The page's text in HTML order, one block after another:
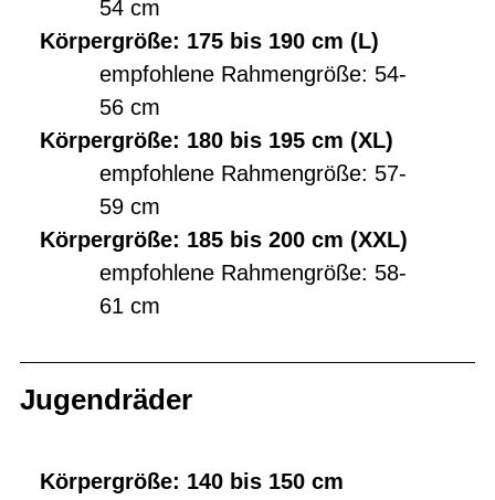
54 cm
Körpergröße: 175 bis 190 cm (L)
empfohlene Rahmengröße: 54-
56 cm
Körpergröße: 180 bis 195 cm (XL)
empfohlene Rahmengröße: 57-
59 cm
Körpergröße: 185 bis 200 cm (XXL)
empfohlene Rahmengröße: 58-
61 cm
Jugendräder
Körpergröße: 140 bis 150 cm